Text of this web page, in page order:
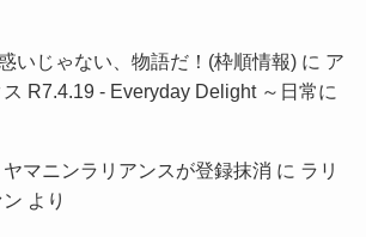
いじゃない、物語だ！(枠順情報)に ア
R7.4.19 - Everyday Delight ～日常に
マニンラリアンスが登録抹消 に ラリ
より